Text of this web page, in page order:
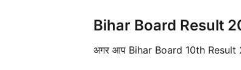
Bihar Board Result
अगर आप Bihar Board 10th Result